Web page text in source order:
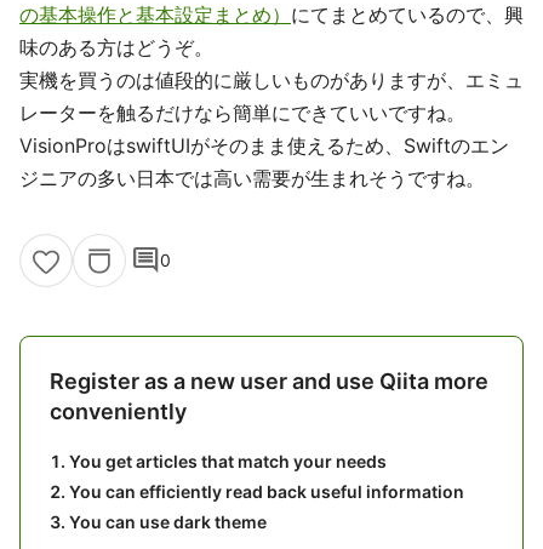
の基本操作と基本設定まとめ） にてまとめているので、興
味のある方はどうぞ。
実機を買うのは値段的に厳しいものがありますが、エミュ
レーターを触るだけなら簡単にできていいですね。
VisionProはswiftUIがそのまま使えるため、Swiftのエン
ジニアの多い日本では高い需要が生まれそうですね。
comment0
Register as a new user and use Qiita more
conveniently
You get articles that match your needs
You can efficiently read back useful information
You can use dark theme